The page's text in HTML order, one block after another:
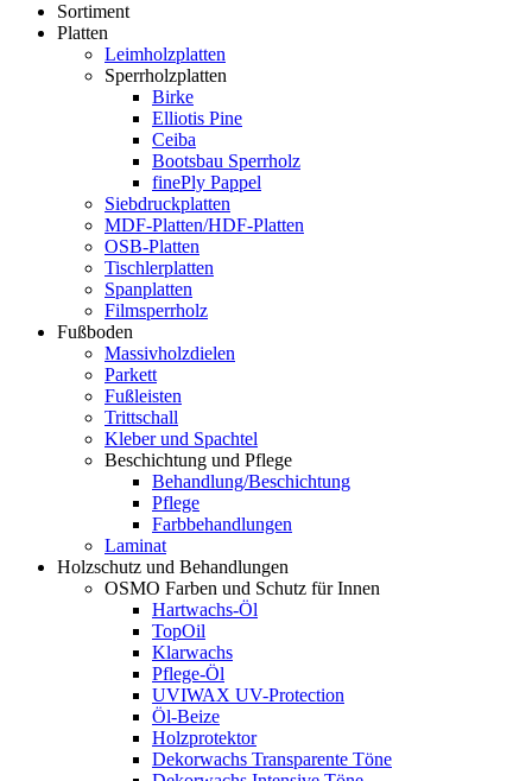
Sortiment
Platten
Leimholzplatten
Sperrholzplatten
Birke
Elliotis Pine
Ceiba
Bootsbau Sperrholz
finePly Pappel
Siebdruckplatten
MDF-Platten/HDF-Platten
OSB-Platten
Tischlerplatten
Spanplatten
Filmsperrholz
Fußboden
Massivholzdielen
Parkett
Fußleisten
Trittschall
Kleber und Spachtel
Beschichtung und Pflege
Behandlung/Beschichtung
Pflege
Farbbehandlungen
Laminat
Holzschutz und Behandlungen
OSMO Farben und Schutz für Innen
Hartwachs-Öl
TopOil
Klarwachs
Pflege-Öl
UVIWAX UV-Protection
Öl-Beize
Holzprotektor
Dekorwachs Transparente Töne